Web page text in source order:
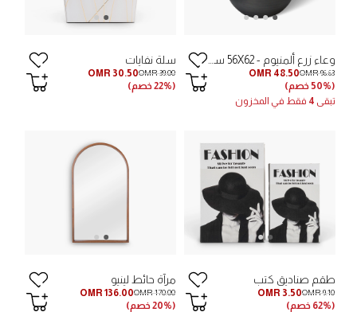
OMR 48.50OMR 96.63
(50% خصم)
تبقى 4 فقط في المخزون
سلة نفايات
OMR 30.50OMR 39.00
(22% خصم)
طقم صناديق كتب
OMR 3.50OMR 9.10
(62% خصم)
مرآة حائط لينيو
OMR 136.00OMR 170.00
(20% خصم)